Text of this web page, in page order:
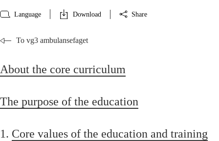
Language Download Share
To vg3 ambulansefaget
About the core curriculum
The purpose of the education
1. Core values of the education and training